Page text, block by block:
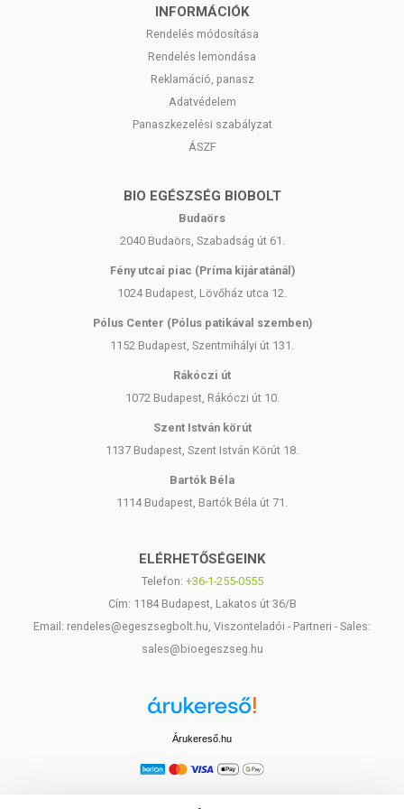
adódóan. A friss, aktuális információkat a termékek csomagolásán
INFORMÁCIÓK
Rendelés módosítása
Rendelés lemondása
Reklamáció, panasz
Adatvédelem
Panaszkezelési szabályzat
ÁSZF
BIO EGÉSZSÉG BIOBOLT
Budaörs
2040 Budaörs, Szabadság út 61.
Fény utcai piac (Príma kijáratánál)
1024 Budapest, Lövőház utca 12.
Pólus Center (Pólus patikával szemben)
1152 Budapest, Szentmihályi út 131.
Rákóczi út
1072 Budapest, Rákóczi út 10.
Szent István körút
1137 Budapest, Szent István Körút 18.
Bartók Béla
1114 Budapest, Bartók Béla út 71.
ELÉRHETŐSÉGEINK
Telefon: +36-1-255-0555
Cím: 1184 Budapest, Lakatos út 36/B
Email: rendeles@egeszsegbolt.hu, Viszonteladói - Partneri - Sales:
sales@bioegeszseg.hu
Árukereső.hu